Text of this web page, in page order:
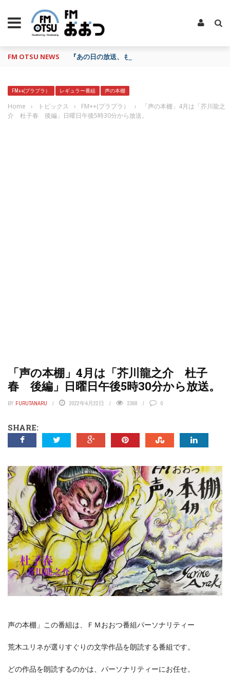
FM OTSU NEWS 『あの日の放送、もう一度聴きたいな…』にお応え
FM++(プラプラ） レギュラー番組 声の本棚
Home › トピックス › FM++(プラプラ） ›
「声の本棚」4月は「芥川龍之
介 杜子春 後編」日曜日午後5時30分から放送。
「声の本棚」4月は「芥川龍之介 杜子
春 後編」日曜日午後5時30分から放送。
BY FURUTANARU 2022年4月22日 2368 0
SHARE:
声の本棚」この番組は、ＦＭおおつ番組パーソナリティー
荒木ユリネが選りすぐりの文学作品を朗読する番組です。
どの作品を朗読するのかは、パーソナリティーにお任せ。